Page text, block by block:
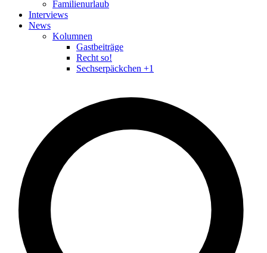
Familienurlaub
Interviews
News
Kolumnen
Gastbeiträge
Recht so!
Sechserpäckchen +1